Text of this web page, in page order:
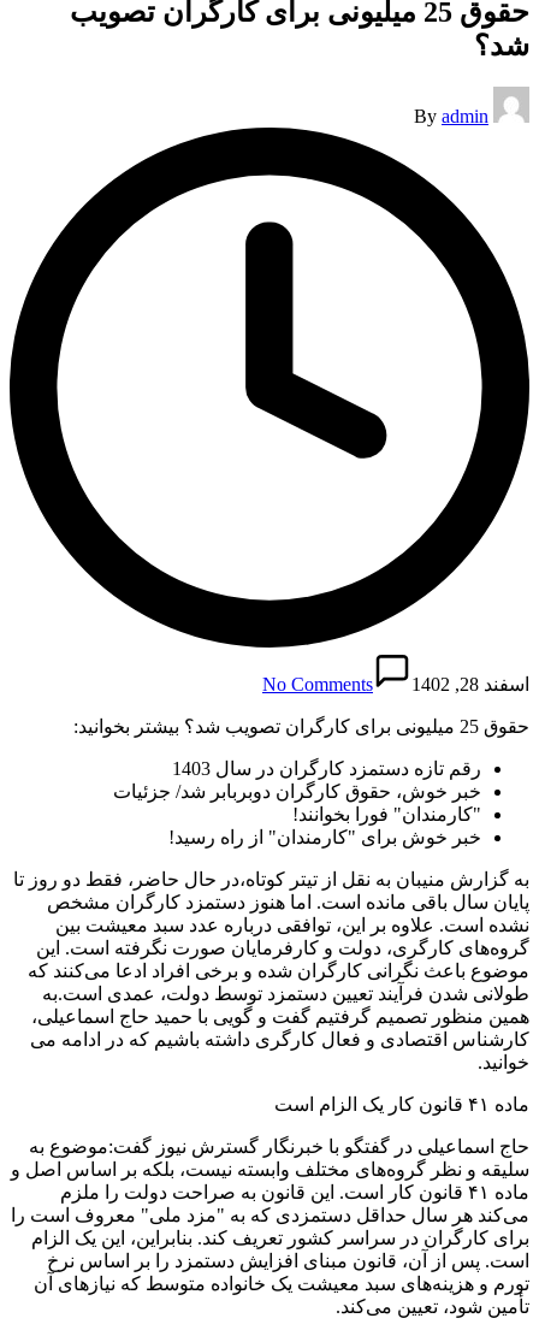
حقوق 25 میلیونی برای کارگران تصویب
شد؟
Posted
by
By admin
اسفند 28, 1402 No Comments
حقوق 25 میلیونی برای کارگران تصویب شد؟ بیشتر بخوانید:
رقم تازه دستمزد کارگران در سال 1403
خبر خوش، حقوق کارگران دوبربابر شد/ جزئیات
"کارمندان" فورا بخوانند!
خبر خوش برای "کارمندان" از راه رسید!
به گزارش منیبان به نقل از تیتر کوتاه،در حال حاضر، فقط دو روز تا
پایان سال باقی مانده است. اما هنوز دستمزد کارگران مشخص
نشده است. علاوه بر این، توافقی درباره عدد سبد معیشت بین
گروه‌های کارگری، دولت و کارفرمایان صورت نگرفته است. این
موضوع باعث نگرانی کارگران شده و برخی افراد ادعا می‌کنند که
طولانی شدن فرآیند تعیین دستمزد توسط دولت، عمدی است.به
همین منظور تصمیم گرفتیم گفت و گویی با حمید حاج اسماعیلی،
کارشناس اقتصادی و فعال کارگری داشته باشیم که در ادامه می
خوانید.
ماده ۴۱ قانون کار یک الزام است
حاج اسماعیلی در گفتگو با خبرنگار گسترش نیوز گفت:موضوع به
سلیقه و نظر گروه‌های مختلف وابسته نیست، بلکه بر اساس اصل و
ماده ۴۱ قانون کار است. این قانون به صراحت دولت را ملزم
می‌کند هر سال حداقل دستمزدی که به "مزد ملی" معروف است را
برای کارگران در سراسر کشور تعریف کند. بنابراین، این یک الزام
است. پس از آن، قانون مبنای افزایش دستمزد را بر اساس نرخ
تورم و هزینه‌های سبد معیشت یک خانواده متوسط که نیازهای آن
تأمین شود، تعیین می‌کند.